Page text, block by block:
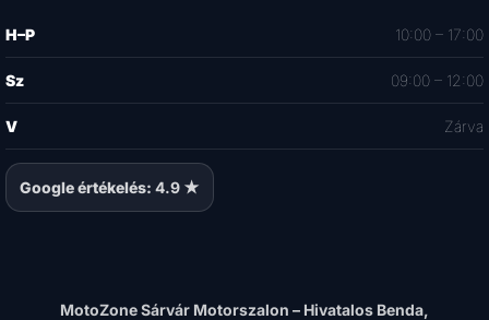
H–P 10:00 – 17:00
Sz 09:00 – 12:00
V Zárva
Google értékelés: 4.9 ★
MotoZone Sárvár Motorszalon – Hivatalos Benda,